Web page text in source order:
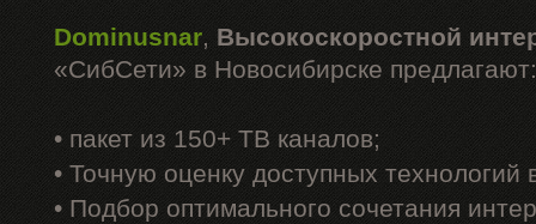
Dominusnar, Высокоскоростной
«СибСети» в Новосибирске предлагают:
• пакет из 150+ ТВ каналов;
• Точную оценку доступных
• Подбор оптимального сочетания